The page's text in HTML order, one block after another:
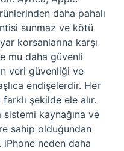
daha pahalı
sunmaz ve kötü
korsanlarına karşı
mu daha güvenli
veri güvenliği ve
endişelerdir. Her
şekilde ele alır.
sistemi kaynağına ve
sahip olduğundan
iPhone neden daha